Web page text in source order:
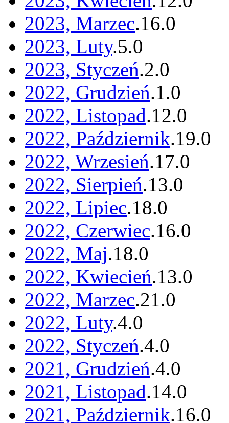
2023, Marzec.16.0
2023, Luty.5.0
2023, Styczeń.2.0
2022, Grudzień.1.0
2022, Listopad.12.0
2022, Październik.19.0
2022, Wrzesień.17.0
2022, Sierpień.13.0
2022, Lipiec.18.0
2022, Czerwiec.16.0
2022, Maj.18.0
2022, Kwiecień.13.0
2022, Marzec.21.0
2022, Luty.4.0
2022, Styczeń.4.0
2021, Grudzień.4.0
2021, Listopad.14.0
2021, Październik.16.0